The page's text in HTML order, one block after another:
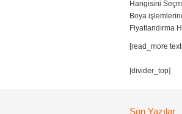
Hangisini
Boya
Fiyatlandırma
[read_more
[divider_top]
Son Yazılar